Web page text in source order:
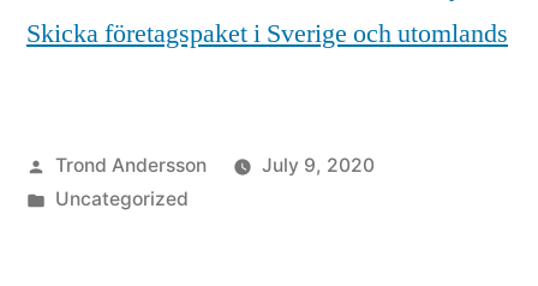
Skicka företagspaket i Sverige och utomlands
Posted
by
Trond Andersson
July 9, 2020
Posted
Uncategorized